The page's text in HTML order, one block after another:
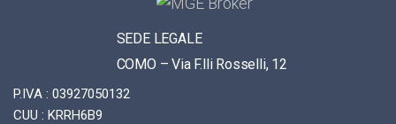
SEDE LEGALE
COMO – Via F.lli Rosselli, 12
P.IVA : 03927050132
CUU : KRRH6B9